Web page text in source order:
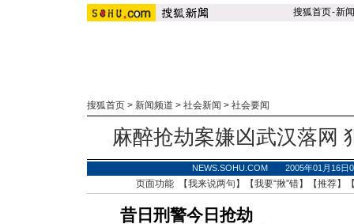
搜狐首页-新闻
搜狐首页 > 新闻频道 > 社会新闻 > 社会要闻
麻醉抢劫案嫌凶武汉落网
NEWS.SOHU.COM 2005年01月16
页面功能 【我来说两句 】【我要“揪”错】【推荐】
昔日刑警今日抢劫